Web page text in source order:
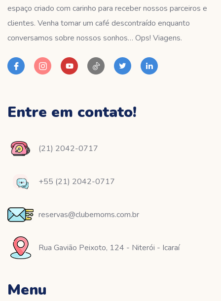
espaço criado com carinho para receber nossos parceiros e
clientes. Venha tomar um café descontraído enquanto
conversamos sobre nossos sonhos… Ops! Viagens.
Entre em contato!
(21) 2042-0717
+55 (21) 2042-0717
reservas@clubemoms.com.br
Rua Gavião Peixoto, 124 - Niterói - Icaraí
Menu